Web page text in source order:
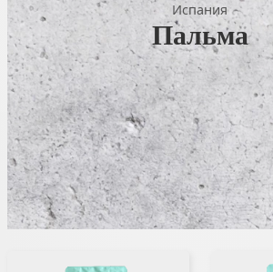
Испания
Пальма